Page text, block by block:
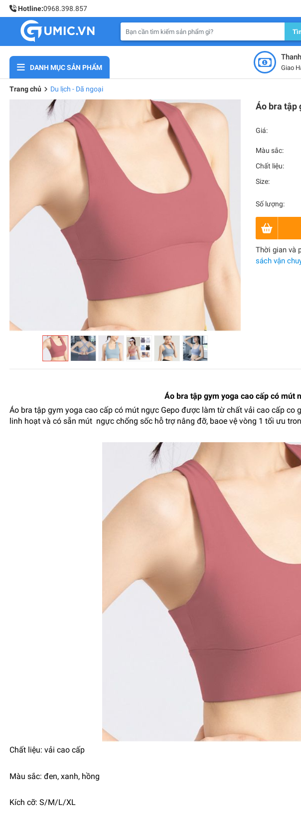
Hotline:0968.398.857
DANH MỤC SẢN PHẨM Giao
Trang chủ Du lịch - Dã ngoại
Áo bra tập
Giá:
Màu sắc:
Chất liệu:
Size:
Số lượng:
Thời gian và
sách vận
Áo bra tập gym yoga cao cấp có mút
Áo bra tập gym yoga cao cấp có mút ngực Gepo được làm từ chất vải cao cấp
linh hoạt và có sẵn mút ngực chống sốc hỗ trợ nâng đỡ, baoe vệ vòng 1 tối ưu
Chất liệu: vải cao cấp
Màu sắc: đen, xanh, hồng
Kích cỡ: S/M/L/XL